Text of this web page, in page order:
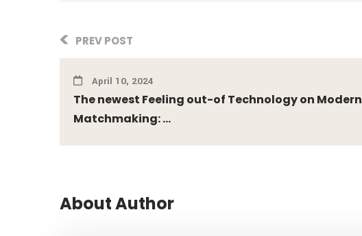
PREV POST
April 10, 2024
The newest Feeling out-of Technology on Modern
Matchmaking: ...
About Author